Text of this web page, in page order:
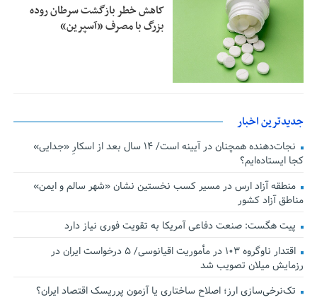
کاهش خطر بازگشت سرطان روده
بزرگ با مصرف «آسپرین»
جدیدترین اخبار
نجات‌دهنده‌ همچنان در آیینه است/ ۱۴ سال بعد از اسکارِ «جدایی»
کجا ایستاده‌ایم؟
منطقه آزاد ارس در مسیر کسب نخستین نشان «شهر سالم و ایمن»
مناطق آزاد کشور
پیت هگست: صنعت دفاعی آمریکا به تقویت فوری نیاز دارد
اقتدار ناوگروه ۱۰۳ در مأموریت‌ اقیانوسی/ ۵ درخواست ایران در
رزمایش میلان تصویب شد
تک‌نرخی‌سازی ارز؛ اصلاح ساختاری یا آزمون پرریسک اقتصاد ایران؟